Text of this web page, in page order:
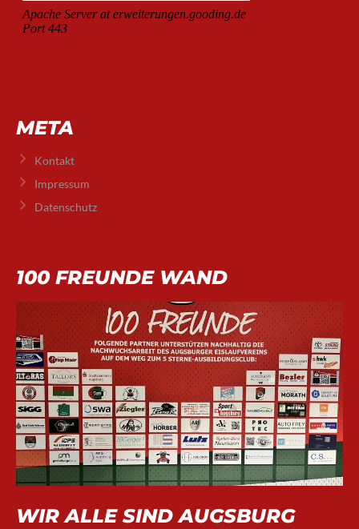
META
Kontakt
Impressum
Datenschutz
100 FREUNDE WAND
WIR ALLE SIND AUGSBURG